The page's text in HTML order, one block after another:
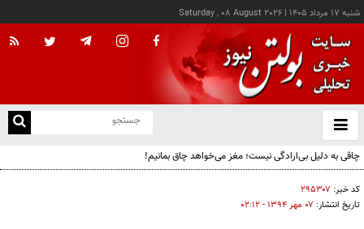
شنبه ۱۷ مرداد ۱۴۰۵ |
Saturday , 08 August 2026
باز
و
چاقی به دلیل بی‌ارادگی نیست؛ مغز می‌خواهد چاق بمانیم!
کد خبر: ۲۹۵۳۰۷
تاریخ انتشار: ۰۷ مهر ۱۳۹۴ - ۰۲:۱۲